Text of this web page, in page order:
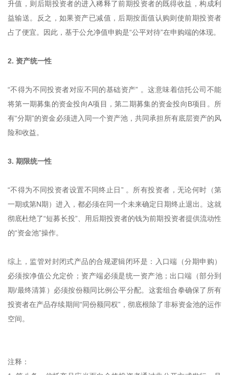
升值，则后期投资者的进入稀释了前期投资者的既得收益，构成利
益输送。反之，如果资产已减值，后期按面值认购则使前期投资者
占了便宜。因此，基于公允净值申购是“公平对待”在申购端的体现。
2. 资产统一性
“不得为不同投资者对应不同的基础资产” 。这意味着信托公司不能
将第一期募集的资金投向A项目，第二期募集的资金投向B项目。所
有“分期”的资金必须进入同一个资产池，共同承担所有底层资产的风
险和收益。
3. 期限统一性
“不得为不同投资者设置不同终止日” 。所有投资者，无论何时（第
一期或第N期）进入，都必须在同一个未来确定日期终止退出。这就
彻底杜绝了“短募长投”、用后期投资者的钱为前期投资者提供流动性
的“资金池”操作。
综上，监管对封闭式产品的合规逻辑闭环是：入口端（分期申购）
必须按净值公允定价；资产端必须是统一资产池；出口端（部分到
期/最终清算）必须按份额同比例公平分配。这套组合拳确保了所有
投资者在产品存续期间“同份额同权”，彻底根除了非标资金池的运作
空间。
注释：